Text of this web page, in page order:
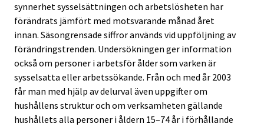
synnerhet sysselsättningen och arbetslösheten har
förändrats jämfört med motsvarande månad året
innan. Säsongrensade siffror används vid uppföljning av
förändringstrenden. Undersökningen ger information
också om personer i arbetsför ålder som varken är
sysselsatta eller arbetssökande. Från och med år 2003
får man med hjälp av delurval även uppgifter om
hushållens struktur och om verksamheten gällande
hushållets alla personer i åldern 15–74 år i förhållande